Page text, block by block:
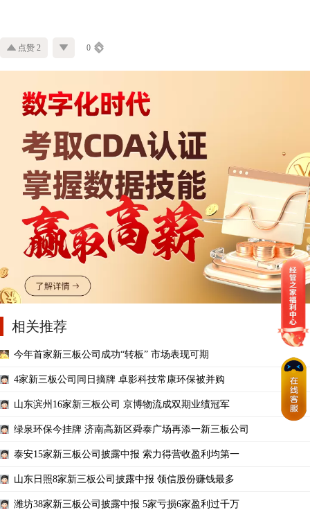
点赞 2 0
相关推荐
今年首家新三板公司成功“转板” 市场表现可期
4家新三板公司同日摘牌 卓影科技常康环保被并购
山东滨州16家新三板公司 京博物流成双期业绩冠军
绿泉环保今挂牌 济南高新区舜泰广场再添一新三板公司
泰安15家新三板公司披露中报 索力得营收盈利均第一
山东日照8家新三板公司披露中报 领信股份赚钱最多
潍坊38家新三板公司披露中报 5家亏损6家盈利过千万